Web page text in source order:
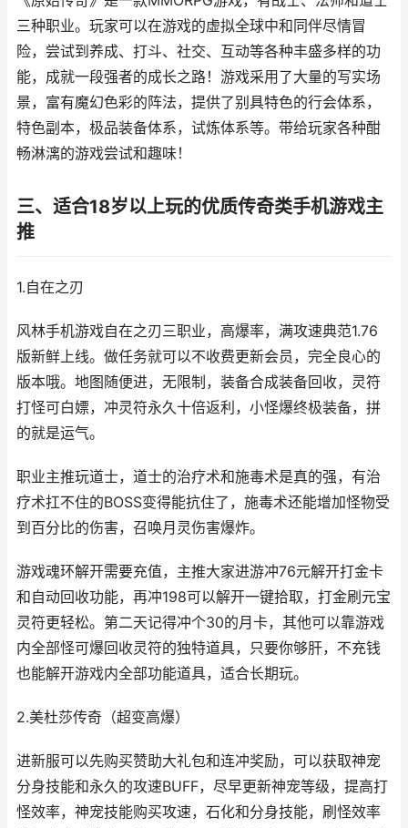
三种职业。玩家可以在游戏的虚拟全球中和同伴尽情冒
险，尝试到养成、打斗、社交、互动等各种丰盛多样的功
能，成就一段强者的成长之路！游戏采用了大量的写实场
景，富有魔幻色彩的阵法，提供了别具特色的行会体系，
特色副本，极品装备体系，试炼体系等。带给玩家各种酣
畅淋漓的游戏尝试和趣味！
三、适合18岁以上玩的优质传奇类手机游戏主
推
1.自在之刃
风林手机游戏自在之刃三职业，高爆率，满攻速典范1.76
版新鲜上线。做任务就可以不收费更新会员，完全良心的
版本哦。地图随便进，无限制，装备合成装备回收，灵符
打怪可白嫖，冲灵符永久十倍返利，小怪爆终极装备，拼
的就是运气。
职业主推玩道士，道士的治疗术和施毒术是真的强，有治
疗术扛不住的BOSS变得能抗住了，施毒术还能增加怪物受
到百分比的伤害，召唤月灵伤害爆炸。
游戏魂环解开需要充值，主推大家进游冲76元解开打金卡
和自动回收功能，再冲198可以解开一键拾取，打金刷元宝
灵符更轻松。第二天记得冲个30的月卡，其他可以靠游戏
内全部怪可爆回收灵符的独特道具，只要你够肝，不充钱
也能解开游戏内全部功能道具，适合长期玩。
2.美杜莎传奇（超变高爆）
进新服可以先购买赞助大礼包和连冲奖励，可以获取神宠
分身技能和永久的攻速BUFF，尽早更新神宠等级，提高打
怪效率，神宠技能购买攻速，石化和分身技能，刷怪效率